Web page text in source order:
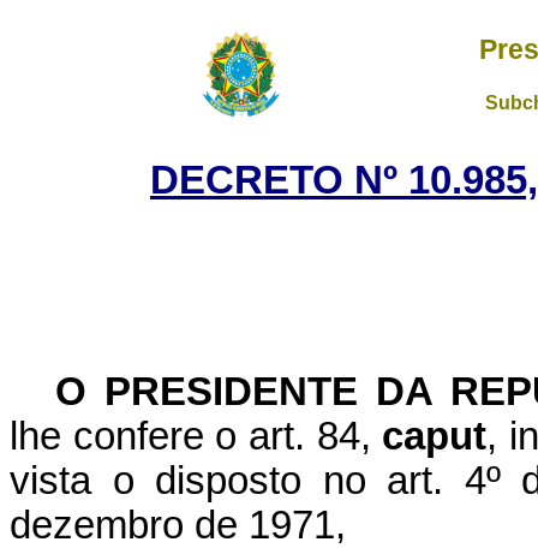
DECRETO Nº
O PRESIDENTE DA
lhe confere o art. 84, caput,
vista o disposto no art. 4º
dezembro de 1971,